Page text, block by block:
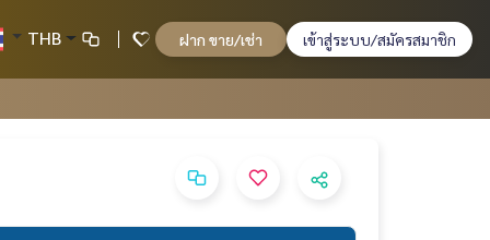
THB ฝาก ขาย/เช่า เข้าสู่ระบบ/สมัครสมาชิก